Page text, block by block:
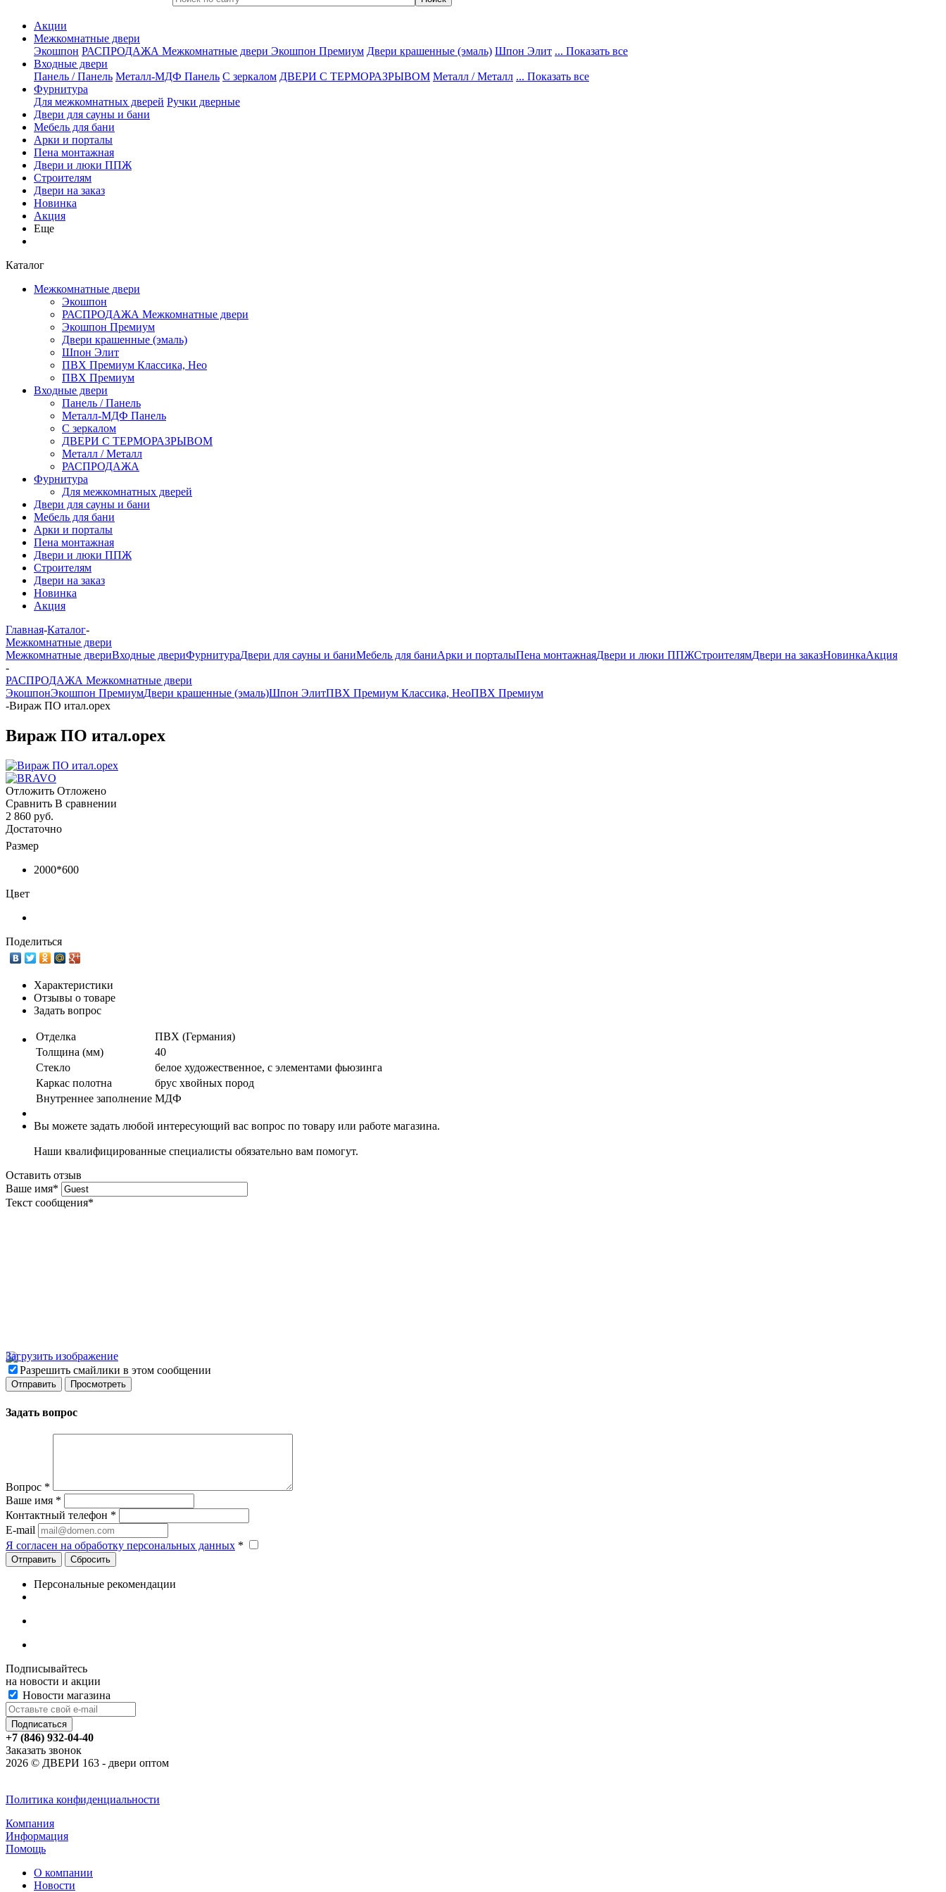
Акции
Межкомнатные двери
Экошпон РАСПРОДАЖА Межкомнатные двери Экошпон Премиум Двери крашенные (эмаль) Шпон Элит ... Показать все
Входные двери
Панель / Панель Металл-МДФ Панель С зеркалом ДВЕРИ С ТЕРМОРАЗРЫВОМ Металл / Металл ... Показать все
Фурнитура
Для межкомнатных дверей Ручки дверные
Двери для сауны и бани
Мебель для бани
Арки и порталы
Пена монтажная
Двери и люки ППЖ
Строителям
Двери на заказ
Новинка
Акция
Еще
Каталог
Межкомнатные двери
Экошпон
РАСПРОДАЖА Межкомнатные двери
Экошпон Премиум
Двери крашенные (эмаль)
Шпон Элит
ПВХ Премиум Классика, Нео
ПВХ Премиум
Входные двери
Панель / Панель
Металл-МДФ Панель
С зеркалом
ДВЕРИ С ТЕРМОРАЗРЫВОМ
Металл / Металл
РАСПРОДАЖА
Фурнитура
Для межкомнатных дверей
Двери для сауны и бани
Мебель для бани
Арки и порталы
Пена монтажная
Двери и люки ППЖ
Строителям
Двери на заказ
Новинка
Акция
Главная-Каталог-
Межкомнатные двери
Межкомнатные двериВходные двериФурнитураДвери для сауны и баниМебель для баниАрки и порталыПена монтажнаяДвери и люки ППЖСтроителямДвери на заказНовинкаАкция
-
РАСПРОДАЖА Межкомнатные двери
ЭкошпонЭкошпон ПремиумДвери крашенные (эмаль)Шпон ЭлитПВХ Премиум Классика, НеоПВХ Премиум
-Вираж ПО итал.орех
Вираж ПО итал.орех
Отложить Отложено
Сравнить В сравнении
2 860 руб.
Достаточно
Размер
2000*600
Цвет
Поделиться
Характеристики
Отзывы о товаре
Задать вопрос
Отделка
ПВХ (Германия)
Толщина (мм)
40
Стекло
белое художественное, с элементами фьюзинга
Каркас полотна
брус хвойных пород
Внутреннее заполнение МДФ
Вы можете задать любой интересующий вас вопрос по товару или работе магазина.
Наши квалифицированные специалисты обязательно вам помогут.
Оставить отзыв
Ваше имя*
Текст сообщения*
Загрузить изображение
Разрешить смайлики в этом сообщении
Задать вопрос
Вопрос *
Ваше имя *
Контактный телефон *
E-mail
Я согласен на обработку персональных данных *
Сбросить
Персональные рекомендации
Подписывайтесь
на новости и акции
Новости магазина
+7 (846) 932-04-40
Заказать звонок
2026 © ДВЕРИ 163 - двери оптом
Политика конфиденциальности
Компания
Информация
Помощь
О компании
Новости